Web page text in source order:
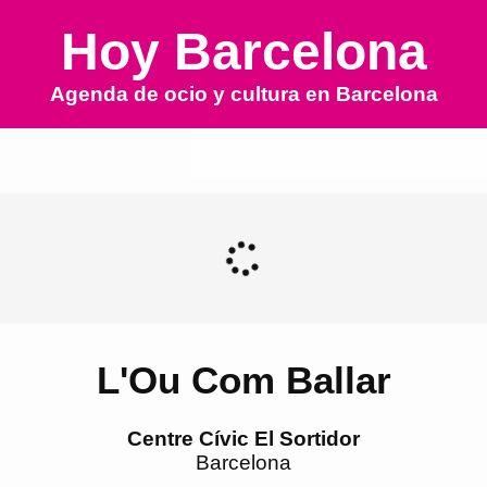
Hoy Barcelona
Agenda de ocio y cultura en Barcelona
L'Ou Com Ballar
Centre Cívic El Sortidor
Barcelona